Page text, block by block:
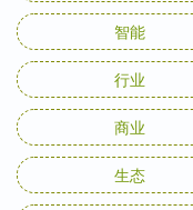
智能
行业
商业
生态